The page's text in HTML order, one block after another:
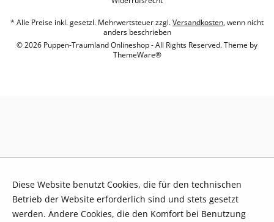
* Alle Preise inkl. gesetzl. Mehrwertsteuer zzgl.Versandkosten, wenn nicht
anders beschrieben
© 2026 Puppen-Traumland Onlineshop - All Rights Reserved. Theme by
ThemeWare®
Diese Website benutzt Cookies, die für den technischen
Betrieb der Website erforderlich sind und stets gesetzt
werden. Andere Cookies, die den Komfort bei Benutzung